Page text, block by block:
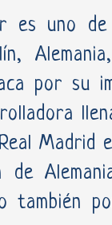
es uno
por su
Madrid
de
también